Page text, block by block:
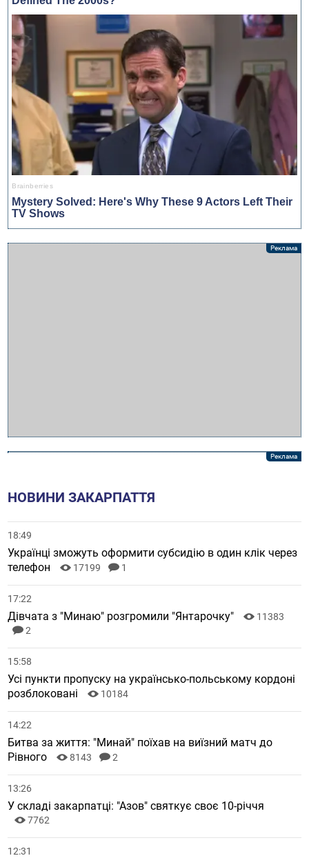
НОВИНИ ЗАКАРПАТТЯ
18:49
Українці зможуть оформити субсидію в один клік через
телефон
17199 1
17:22
Дівчата з "Минаю" розгромили "Янтарочку"
11383
2
15:58
Усі пункти пропуску на українсько-польському кордоні
розблоковані
10184
14:22
Битва за життя: "Минай" поїхав на виїзний матч до
Рівного
8143 2
13:26
У складі закарпатці: "Азов" святкує своє 10-річчя
7762
12:31